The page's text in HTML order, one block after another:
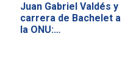
Juan Gabriel Valdés y
carrera de Bachelet a
la ONU:…